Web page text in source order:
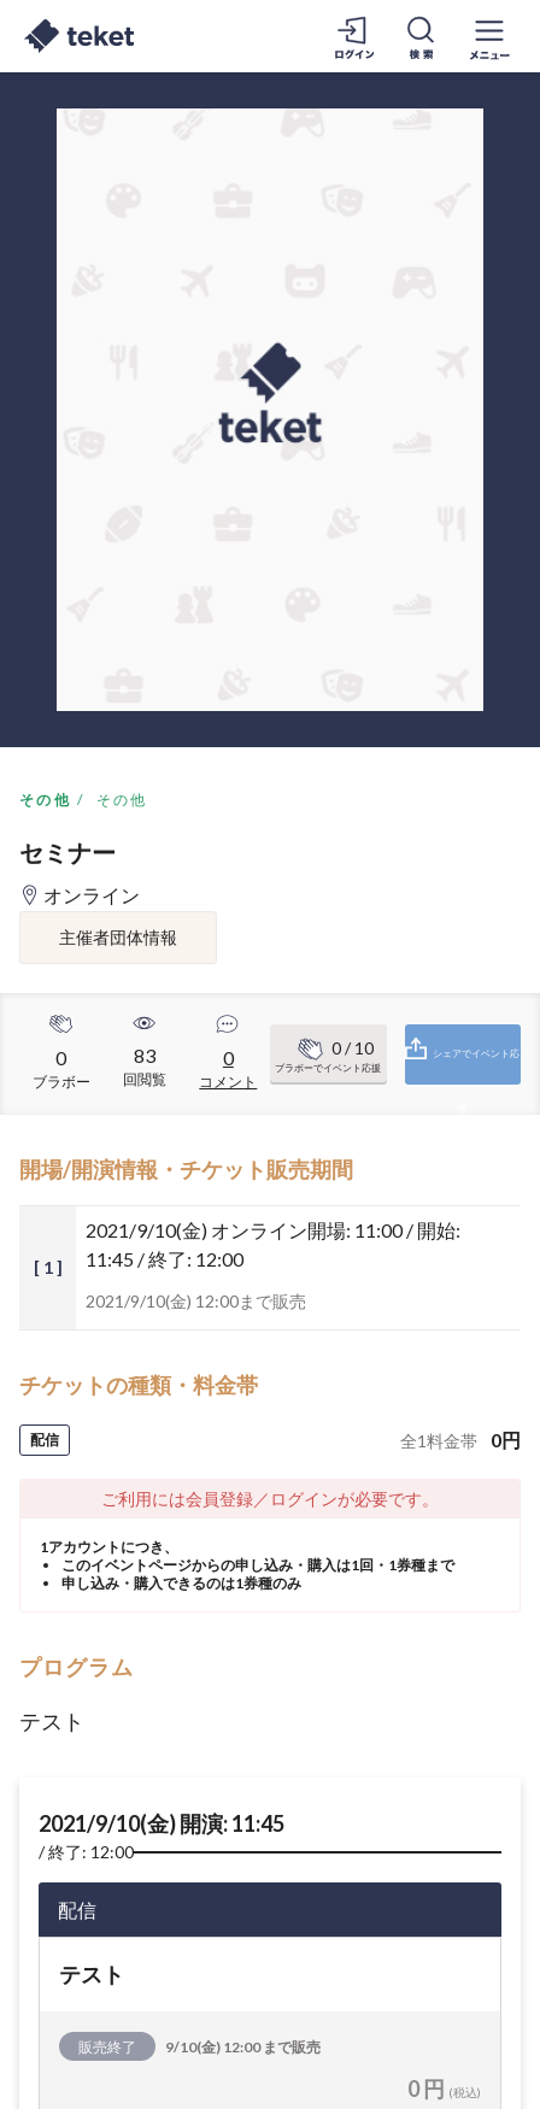
その他 その他
セミナー
オンライン
主催者団体情報
0
ブラボー
83
回閲覧
0
コメント
0/ 10
ブラボーでイベント応援
シェアでイベント応
開場/開演情報・チケット販売期間
[ 1 ]
2021/9/10(金) オンライン開場: 11:00 / 開始:
11:45 / 終了: 12:00
2021/9/10(金) 12:00まで販売
チケットの種類・料金帯
配信 全1料金帯 0円
ご利用には会員登録／ログインが必要です。
1アカウントにつき、
このイベントページからの申し込み・購入は1回・1券種まで
申し込み・購入できるのは1券種のみ
プログラム
テスト
2021/9/10(金) 開演: 11:45
終了: 12:00
配信
テスト
販売終了 9/10(金) 12:00 まで販売
0 円 (税込)